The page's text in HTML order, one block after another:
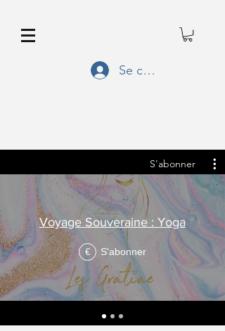
Se connecter
S'abonner
Voyage Souveraine : Yoga
€ S'abonner